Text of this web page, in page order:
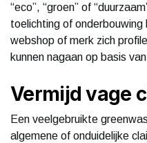
“eco”, “groen” of
toelichting of
webshop of merk zich
kunnen nagaan op basis
Vermijd vage
Een veelgebruikte
algemene of onduidelijke